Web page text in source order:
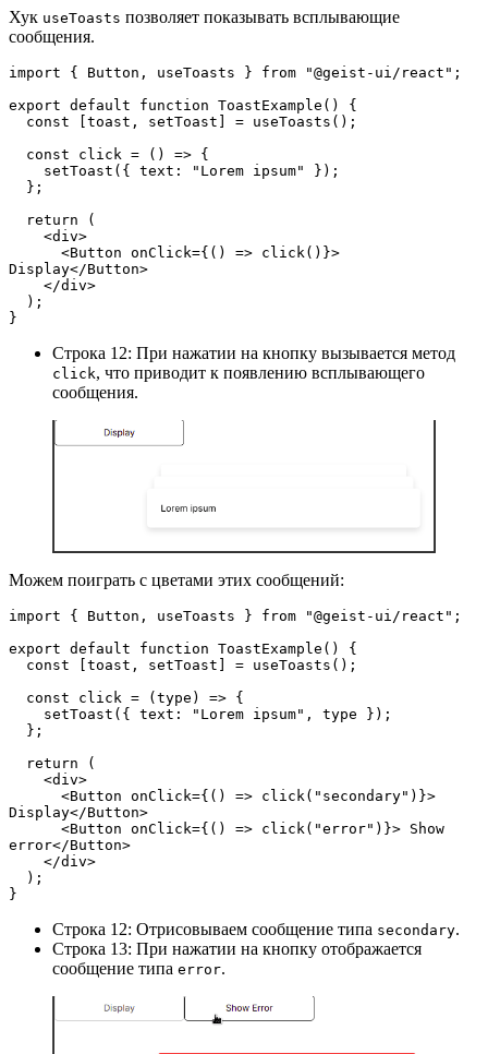
Хук useToasts позволяет показывать всплывающие
сообщения.
import { Button, useToasts } from "@geist-ui/react";
export default function ToastExample() {
  const [toast, setToast] = useToasts();
  const click = () => {
    setToast({ text: "Lorem ipsum" });
  };
  return (
    <div>
Display</Button>
    </div>
  );
}
Строка 12: При нажатии на кнопку вызывается метод
click, что приводит к появлению всплывающего
сообщения.
Можем поиграть с цветами этих сообщений:
import { Button, useToasts } from "@geist-ui/react";
export default function ToastExample() {
  const [toast, setToast] = useToasts();
  const click = (type) => {
    setToast({ text: "Lorem ipsum", type });
  };
  return (
    <div>
Display</Button>
error</Button>
    </div>
  );
}
Строка 12: Отрисовываем сообщение типа secondary.
Строка 13: При нажатии на кнопку отображается
сообщение типа error.